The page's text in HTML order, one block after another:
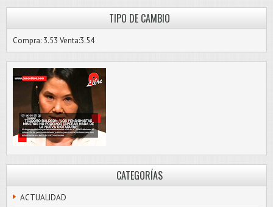
TIPO DE CAMBIO
Compra: 3.53 Venta:3.54
CATEGORÍAS
ACTUALIDAD